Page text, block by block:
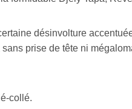
désinvolture
prise de tête ni
collé.